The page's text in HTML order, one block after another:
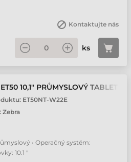
Kontaktujte nás
ks
10,1" PRŮMYSLOVÝ TABLET
ET50NT-W22E
Zebra
• Operačný systém:
10.1 "